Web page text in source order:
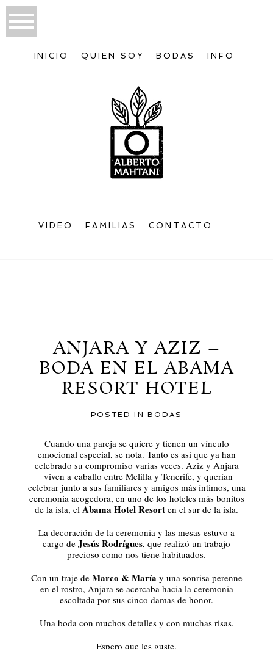
INICIO QUIEN SOY BODAS INFO
VIDEO FAMILIAS CONTACTO
ANJARA Y AZIZ –
BODA EN EL ABAMA
RESORT HOTEL
POSTED IN BODAS
Cuando una pareja se quiere y tienen un vínculo
emocional especial, se nota. Tanto es así que ya han
celebrado su compromiso varias veces. Aziz y Anjara
viven a caballo entre Melilla y Tenerife, y querían
celebrar junto a sus familiares y amigos más íntimos, una
ceremonia acogedora, en uno de los hoteles más bonitos
de la isla, el Abama Hotel Resort en el sur de la isla.
La decoración de la ceremonia y las mesas estuvo a
cargo de Jesús Rodrígues, que realizó un trabajo
precioso como nos tiene habituados.
Con un traje de Marco & María y una sonrisa perenne
en el rostro, Anjara se acercaba hacia la ceremonia
escoltada por sus cinco damas de honor.
Una boda con muchos detalles y con muchas risas.
Espero que les guste.